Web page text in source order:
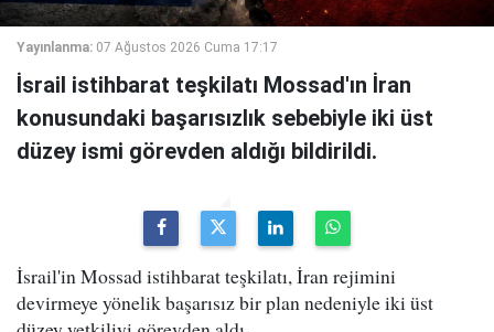
Yayınlanma: 07 Ağustos 2026 Cuma 17:17
İsrail istihbarat teşkilatı Mossad'ın İran
konusundaki başarısızlık sebebiyle iki üst
düzey ismi görevden aldığı bildirildi.
İsrail'in Mossad istihbarat teşkilatı, İran rejimini
devirmeye yönelik başarısız bir plan nedeniyle iki üst